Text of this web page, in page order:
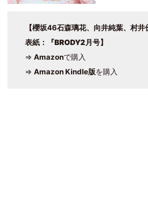
【櫻坂46石森璃花、向井純葉、村井
表紙： 『BRODY2月号】
⇒ Amazonで購入
⇒ Amazon Kindle版を購入